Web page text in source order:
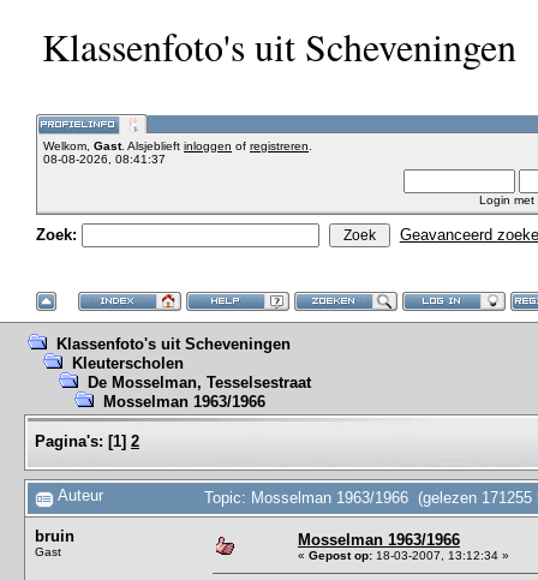
Klassenfoto's uit Scheveningen
Welkom, Gast. Alsjeblieft inloggen of registreren
08-08-2026, 08:41:37
Login met
Zoek: Geavanceerd
Klassenfoto's uit Scheveningen
Kleuterscholen
De Mosselman, Tesselsestraat
Mosselman 1963/1966
Pagina's: [1] 2
Auteur Topic: Mosselman 1963/1966 (gelezen 171255
bruin
Gast
Mosselman 1963/1966
« Gepost op: 18-03-2007, 13:12:34 »